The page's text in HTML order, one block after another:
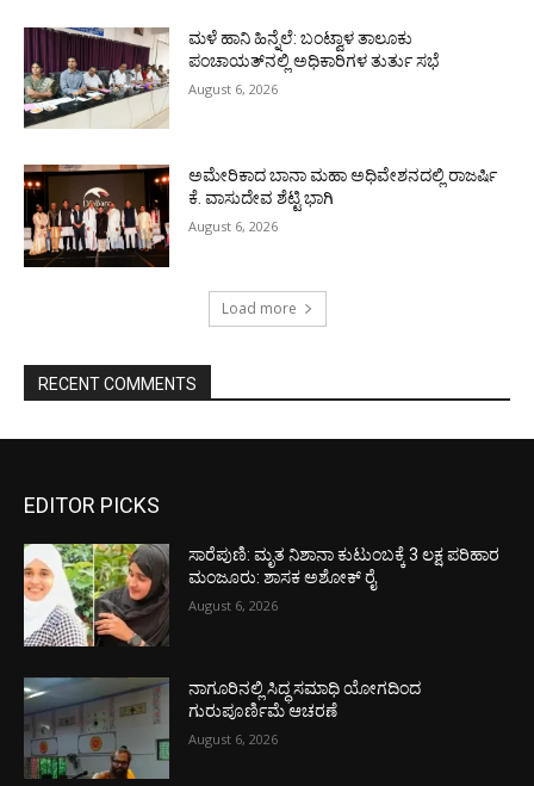
ಮಳೆ ಹಾನಿ ಹಿನ್ನೆಲೆ: ಬಂಟ್ವಾಳ ತಾಲೂಕು
ಪಂಚಾಯತ್‌ನಲ್ಲಿ ಅಧಿಕಾರಿಗಳ ತುರ್ತು ಸಭೆ
August 6, 2026
ಅಮೇರಿಕಾದ ಬಾನಾ ಮಹಾ ಅಧಿವೇಶನದಲ್ಲಿ ರಾಜರ್ಷಿ
ಕೆ. ವಾಸುದೇವ ಶೆಟ್ಟಿ ಭಾಗಿ
August 6, 2026
Load more
RECENT COMMENTS
EDITOR PICKS
ಸಾರೆಪುಣಿ: ಮೃತ ನಿಶಾನಾ ಕುಟುಂಬಕ್ಕೆ 3 ಲಕ್ಷ ಪರಿಹಾರ
ಮಂಜೂರು: ಶಾಸಕ ಅಶೋಕ್ ರೈ
August 6, 2026
ನಾಗೂರಿನಲ್ಲಿ ಸಿದ್ಧ ಸಮಾಧಿ ಯೋಗದಿಂದ
ಗುರುಪೂರ್ಣಿಮೆ ಆಚರಣೆ
August 6, 2026